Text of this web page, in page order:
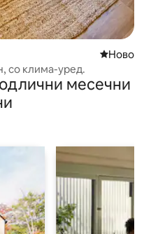
Ново
Ново
со клима-уред.
месечни